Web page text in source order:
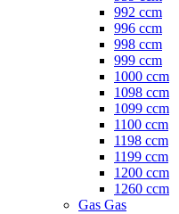
992 ccm
996 ccm
998 ccm
999 ccm
1000 ccm
1098 ccm
1099 ccm
1100 ccm
1198 ccm
1199 ccm
1200 ccm
1260 ccm
Gas Gas